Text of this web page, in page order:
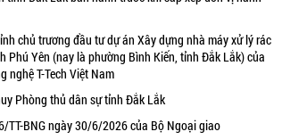
chủ trương đầu tư dự án Xây dựng nhà máy xử lý rác
Phú Yên (nay là phường Bình Kiến, tỉnh Đắk Lắk) của
nghệ T-Tech Việt Nam
Phòng thủ dân sự tỉnh Đắk Lắk
TT-BNG ngày 30/6/2026 của Bộ Ngoại giao